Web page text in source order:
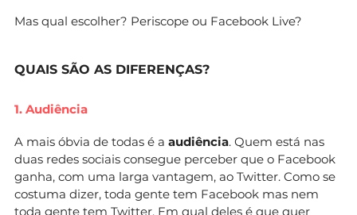
Mas qual escolher? Periscope ou Facebook Live?
QUAIS SÃO AS DIFERENÇAS?
1. Audiência
A mais óbvia de todas é a audiência. Quem está nas
duas redes sociais consegue perceber que o Facebook
ganha, com uma larga vantagem, ao Twitter. Como se
costuma dizer, toda gente tem Facebook mas nem
toda gente tem Twitter. Em qual deles é que quer